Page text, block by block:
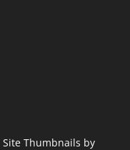
Site Thumbnails by